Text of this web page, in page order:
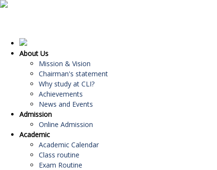
About Us
Mission & Vision
Chairman's statement
Why study at CLI?
Achievements
News and Events
Admission
Online Admission
Academic
Academic Calendar
Class routine
Exam Routine